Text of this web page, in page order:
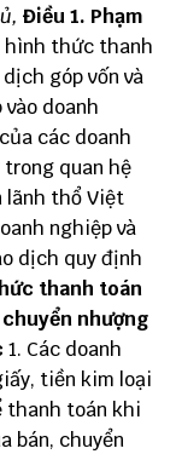
Điều 1. Phạm
hình thức thanh
góp vốn và
doanh
các doanh
quan hệ
lãnh thổ Việt
nghiệp và
dịch quy định
thanh toán
nhượng
1. Các doanh
tiền kim loại
thanh toán khi
bán, chuyển